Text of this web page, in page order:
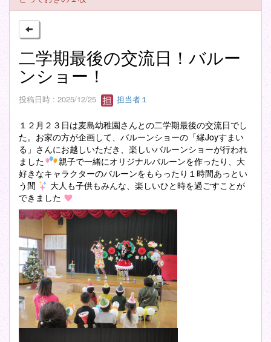
二学期最後の交流日！バルー
ンショー！
投稿日時 : 2025/12/25 担当者１
１２月２３日は麦島幼稚園さんとの二学期最後の交流日でし
た。お家の方が企画して、バルーンショーの「縁Joyすまい
る」さんにお越しいただき、楽しいバルーンショーが行われ
ました
親子で一緒にオリジナルバルーンを作ったり、大
好きなキャラクターのバルーンをもらったり１時間あっとい
う間
大人も子供もみんな、楽しいひと時を過ごすことが
できました